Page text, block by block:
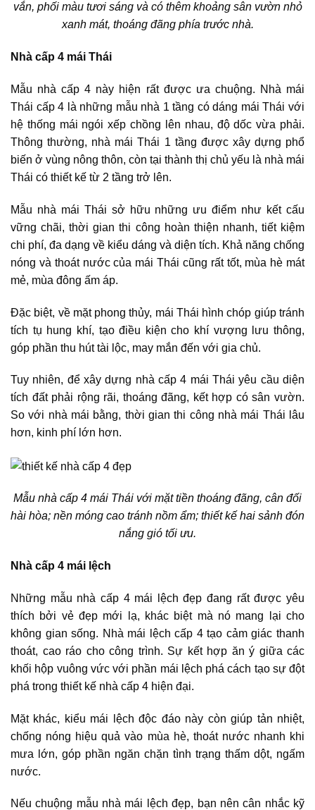
vắn, phối màu tươi sáng và có thêm khoảng sân vườn nhỏ
xanh mát, thoáng đãng phía trước nhà.
Nhà cấp 4 mái Thái
Mẫu nhà cấp 4 này hiện rất được ưa chuộng. Nhà mái
Thái cấp 4 là những mẫu nhà 1 tầng có dáng mái Thái với
hệ thống mái ngói xếp chồng lên nhau, độ dốc vừa phải.
Thông thường, nhà mái Thái 1 tầng được xây dựng phổ
biến ở vùng nông thôn, còn tại thành thị chủ yếu là nhà mái
Thái có thiết kế từ 2 tầng trở lên.
Mẫu nhà mái Thái sở hữu những ưu điểm như kết cấu
vững chãi, thời gian thi công hoàn thiện nhanh, tiết kiệm
chi phí, đa dạng về kiểu dáng và diện tích. Khả năng chống
nóng và thoát nước của mái Thái cũng rất tốt, mùa hè mát
mẻ, mùa đông ấm áp.
Đặc biệt, về mặt phong thủy, mái Thái hình chóp giúp tránh
tích tụ hung khí, tạo điều kiện cho khí vượng lưu thông,
góp phần thu hút tài lộc, may mắn đến với gia chủ.
Tuy nhiên, để xây dựng nhà cấp 4 mái Thái yêu cầu diện
tích đất phải rộng rãi, thoáng đãng, kết hợp có sân vườn.
So với nhà mái bằng, thời gian thi công nhà mái Thái lâu
hơn, kinh phí lớn hơn.
Mẫu nhà cấp 4 mái Thái với mặt tiền thoáng đãng, cân đối
hài hòa; nền móng cao tránh nồm ẩm; thiết kế hai sảnh đón
nắng gió tối ưu.
Nhà cấp 4 mái lệch
Những mẫu nhà cấp 4 mái lệch đẹp đang rất được yêu
thích bởi vẻ đẹp mới lạ, khác biệt mà nó mang lại cho
không gian sống. Nhà mái lệch cấp 4 tạo cảm giác thanh
thoát, cao ráo cho công trình. Sự kết hợp ăn ý giữa các
khối hộp vuông vức với phần mái lệch phá cách tạo sự đột
phá trong thiết kế nhà cấp 4 hiện đại.
Mặt khác, kiểu mái lệch độc đáo này còn giúp tản nhiệt,
chống nóng hiệu quả vào mùa hè, thoát nước nhanh khi
mưa lớn, góp phần ngăn chặn tình trạng thấm dột, ngấm
nước.
Nếu chuộng mẫu nhà mái lệch đẹp, bạn nên cân nhắc kỹ